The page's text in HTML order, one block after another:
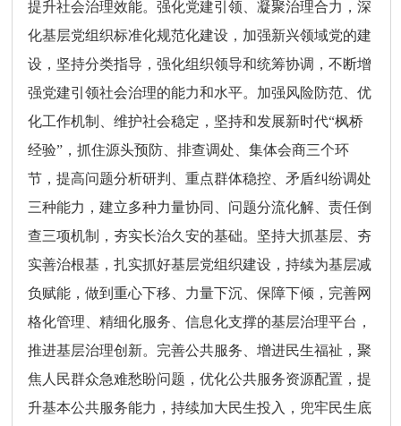
提升社会治理效能。强化党建引领、凝聚治理合力，深
化基层党组织标准化规范化建设，加强新兴领域党的建
设，坚持分类指导，强化组织领导和统筹协调，不断增
强党建引领社会治理的能力和水平。加强风险防范、优
化工作机制、维护社会稳定，坚持和发展新时代“枫桥
经验”，抓住源头预防、排查调处、集体会商三个环
节，提高问题分析研判、重点群体稳控、矛盾纠纷调处
三种能力，建立多种力量协同、问题分流化解、责任倒
查三项机制，夯实长治久安的基础。坚持大抓基层、夯
实善治根基，扎实抓好基层党组织建设，持续为基层减
负赋能，做到重心下移、力量下沉、保障下倾，完善网
格化管理、精细化服务、信息化支撑的基层治理平台，
推进基层治理创新。完善公共服务、增进民生福祉，聚
焦人民群众急难愁盼问题，优化公共服务资源配置，提
升基本公共服务能力，持续加大民生投入，兜牢民生底